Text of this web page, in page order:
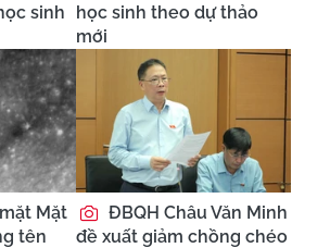
sinh
học sinh theo dự thảo
mới
Mặt
tên
ĐBQH Châu Văn Minh
đề xuất giảm chồng chéo